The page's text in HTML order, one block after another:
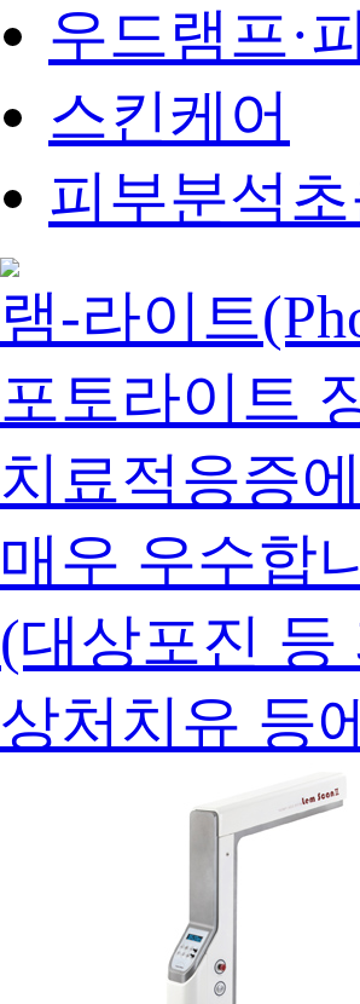
우드램프·
스킨케어
피부분석
램-라이트
포토라이트
치료적응증
매우 우수합
(대상포진 등
상처치유 등